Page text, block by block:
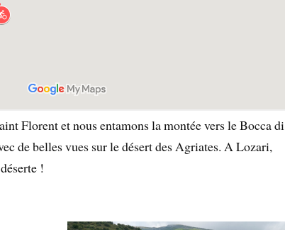
Florent et nous entamons la montée vers le Bocca di
de belles vues sur le désert des Agriates. A Lozari,
!